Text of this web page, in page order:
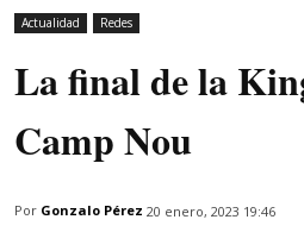
Actualidad Redes
La final de la
Camp Nou
Por Gonzalo Pérez 20 enero, 2023 19:46